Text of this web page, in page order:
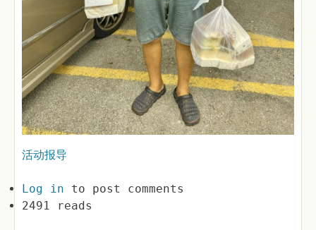
活动报导
Log in to post comments
2491 reads